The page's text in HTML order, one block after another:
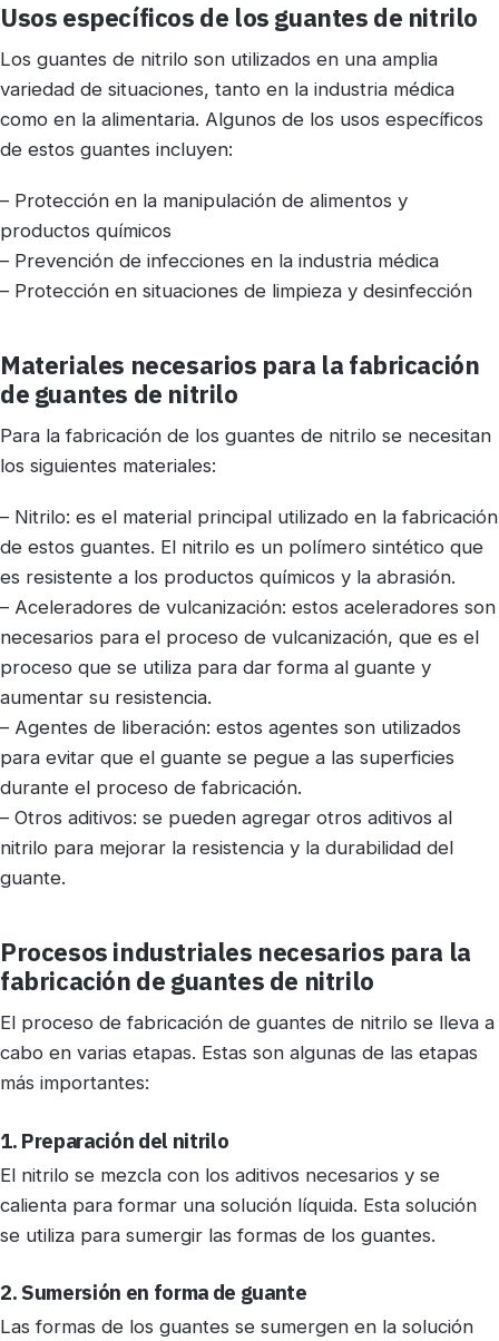
Usos específicos de los guantes de nitrilo
Los guantes de nitrilo son utilizados en una amplia
variedad de situaciones, tanto en la industria médica
como en la alimentaria. Algunos de los usos específicos
de estos guantes incluyen:
– Protección en la manipulación de alimentos y
productos químicos
– Prevención de infecciones en la industria médica
– Protección en situaciones de limpieza y desinfección
Materiales necesarios para la fabricación
de guantes de nitrilo
Para la fabricación de los guantes de nitrilo se necesitan
los siguientes materiales:
– Nitrilo: es el material principal utilizado en la fabricación
de estos guantes. El nitrilo es un polímero sintético que
es resistente a los productos químicos y la abrasión.
– Aceleradores de vulcanización: estos aceleradores son
necesarios para el proceso de vulcanización, que es el
proceso que se utiliza para dar forma al guante y
aumentar su resistencia.
– Agentes de liberación: estos agentes son utilizados
para evitar que el guante se pegue a las superficies
durante el proceso de fabricación.
– Otros aditivos: se pueden agregar otros aditivos al
nitrilo para mejorar la resistencia y la durabilidad del
guante.
Procesos industriales necesarios para la
fabricación de guantes de nitrilo
El proceso de fabricación de guantes de nitrilo se lleva a
cabo en varias etapas. Estas son algunas de las etapas
más importantes:
1. Preparación del nitrilo
El nitrilo se mezcla con los aditivos necesarios y se
calienta para formar una solución líquida. Esta solución
se utiliza para sumergir las formas de los guantes.
2. Sumersión en forma de guante
Las formas de los guantes se sumergen en la solución